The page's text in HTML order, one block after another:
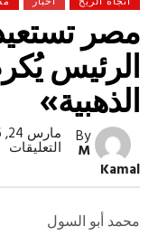
مصر
الرئيس
الذهبية»
By
M
Kamal
مارس 24, 2026, 14:46 م
التعليقاتعلى
محمد أبو السول